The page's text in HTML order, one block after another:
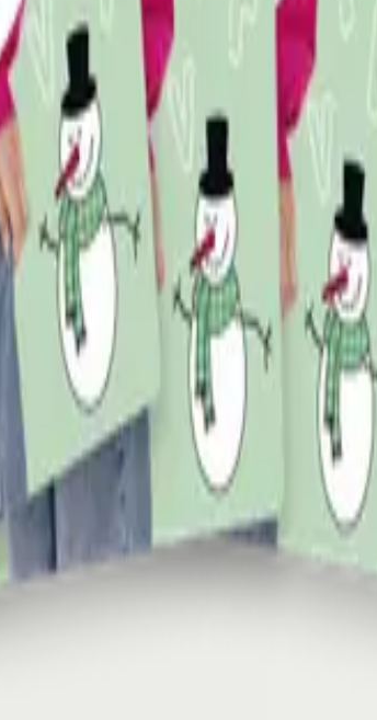
verket kan brukes, samt tavlebok for
som følger tema og struktur fra tekst-
mens større oppgaver skriftlig og
Stortingsgata 28, 0161 Oslo